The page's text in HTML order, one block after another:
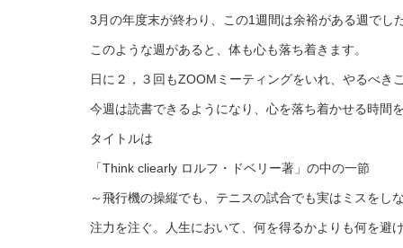
3月の年度末が終わり、この1週間は余裕がある週でし
このような週があると、体も心も落ち着きます。
日に２，３回もZOOMミーティングをいれ、やるべき
今週は読書できるようになり、心を落ち着かせる時間
タイトルは
「Think cliearly ロルフ・ドベリー著」の中の一節
～飛行機の操縦でも、テニスの試合でも実はミスをし
注力を注ぐ。人生において、何を得るかよりも何を避